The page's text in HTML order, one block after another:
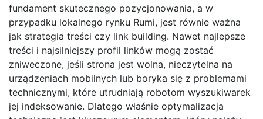
fundament skutecznego pozycjonowania, a w
przypadku lokalnego rynku Rumi, jest równie ważna
jak strategia treści czy link building. Nawet najlepsze
treści i najsilniejszy profil linków mogą zostać
zniweczone, jeśli strona jest wolna, nieczytelna na
urządzeniach mobilnych lub boryka się z problemami
technicznymi, które utrudniają robotom wyszukiwarek
jej indeksowanie. Dlatego właśnie optymalizacja